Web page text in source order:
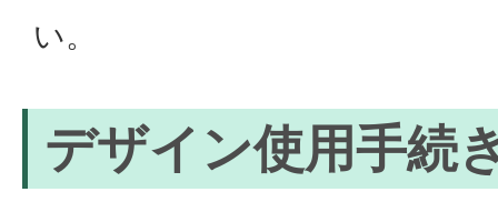
い。
デザイン使用手続